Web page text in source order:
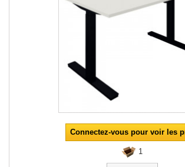
Connectez-vous pour voir les
1